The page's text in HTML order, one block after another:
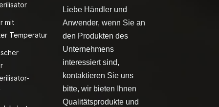
mit
Temperatur
Liebe Händler und
Anwender, wenn Sie an
den Produkten des
Unternehmens
interessiert sind,
kontaktieren Sie uns
bitte, wir bieten Ihnen
Qualitätsprodukte und